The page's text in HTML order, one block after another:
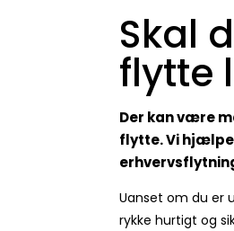
Skal
flytte
Der kan være
flytte. Vi
Uanset om du er
rykke hurtigt og